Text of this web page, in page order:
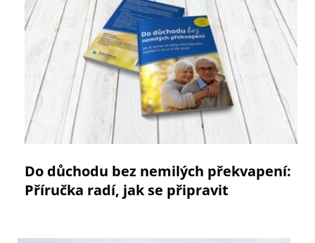
Do důchodu bez nemilých překvapení:
Příručka radí, jak se připravit